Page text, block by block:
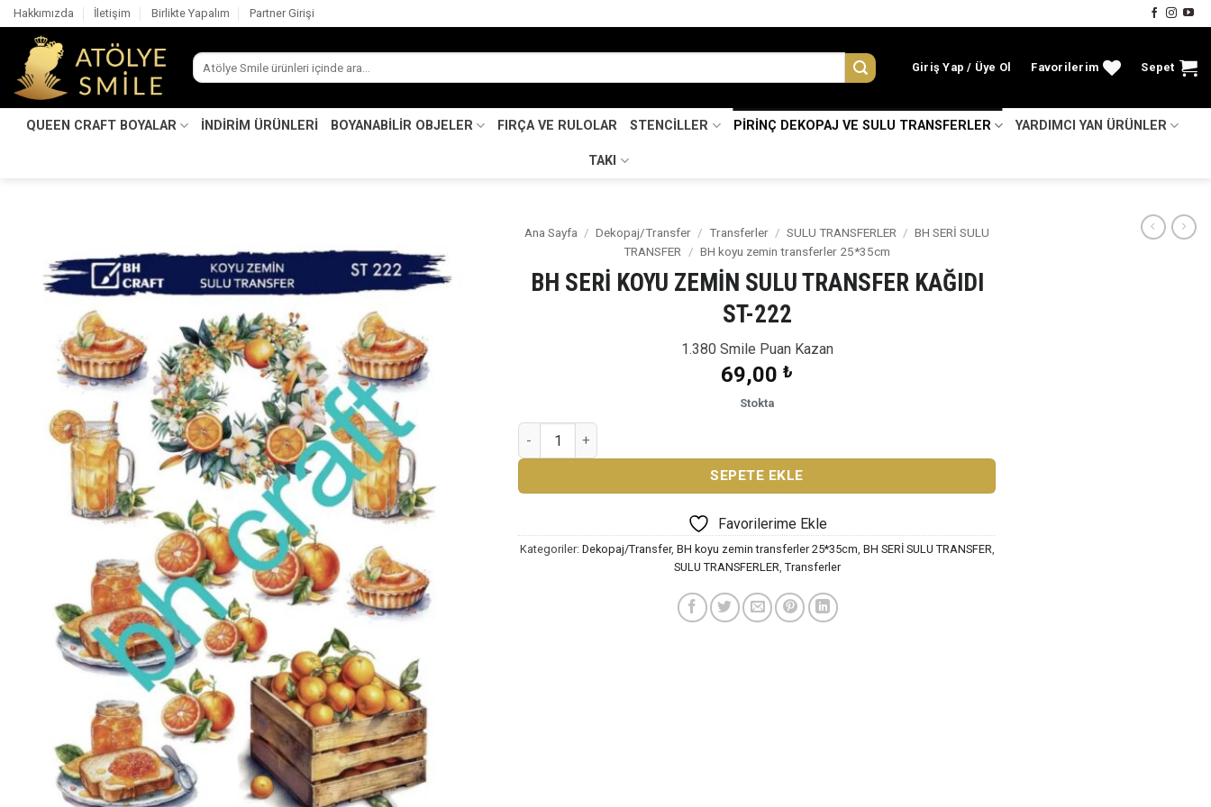
İçeriğe
atla
Hakkımızda İletişim Birlikte Yapalım Partner Girişi
Ara:
Giriş Yap Favorilerim Sepet
QUEEN CRAFT BOYALAR İNDİRİM ÜRÜNLERİ BOYANABİLİR OBJELER FIRÇA VE RULOLAR STENCİLLER PİRİNÇ DEKOPAJ VE SULU TRANSFERLER YARDIMCI YAN ÜRÜNLER
TAKI
Favorilerime
Ana Sayfa / Dekopaj/Transfer / Transferler / SULU TRANSFERLER / BH SERİ SULU
TRANSFER
/ BH koyu zemin transferler 25*35cm
BH SERİ KOYU ZEMİN SULU TRANSFER KAĞIDI
ST-222
1.380 Smile Puan Kazan
69,00 ₺
Stokta
BH SERİ KOYU ZEMİN SULU TRANSFER KAĞIDI ST-222 adet
SEPETE EKLE
Favorilerime Ekle
Kategoriler: Dekopaj/Transfer, BH koyu zemin transferler 25*35cm, BH SERİ SULU TRANSFER,
SULU TRANSFERLER, Transferler